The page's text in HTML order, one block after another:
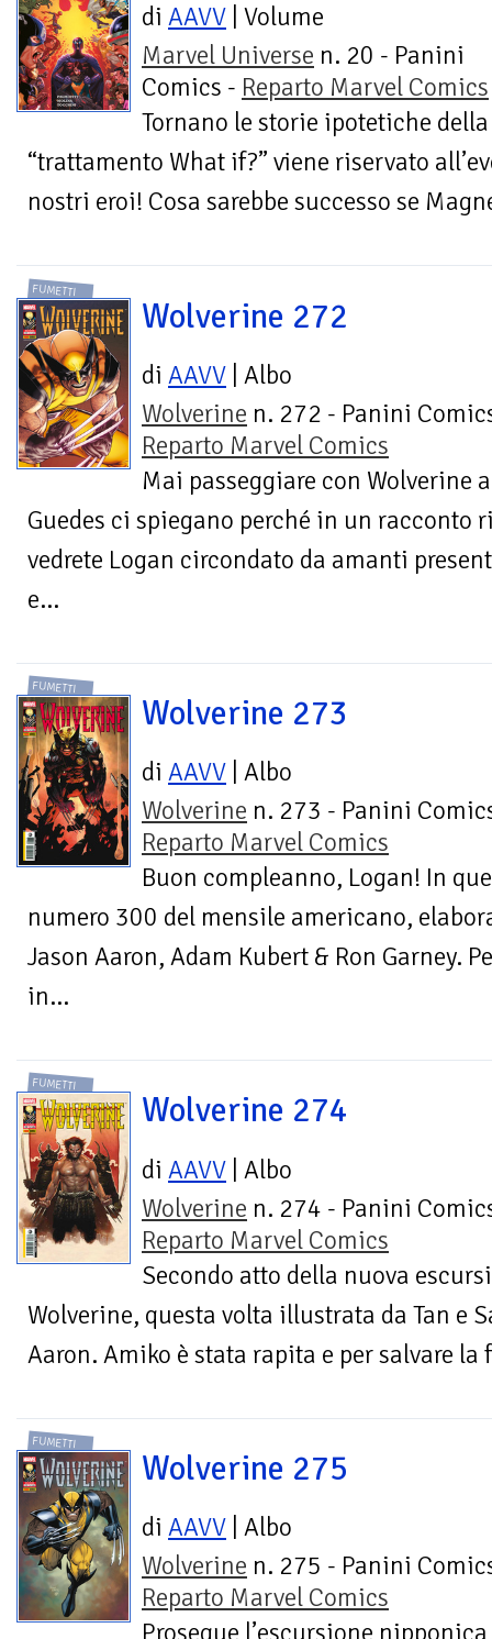
di AAVV | Volume
Marvel Universe n. 20 - Panini
Comics - Reparto Marvel Comics
Tornano le storie ipotetiche
“trattamento What if?” viene riservato
nostri eroi! Cosa sarebbe successo se
FUMETTI
Wolverine 272
di AAVV | Albo
Wolverine n. 272 - Panini
Reparto Marvel Comics
Mai passeggiare con Wolverine
Guedes ci spiegano perché in un
vedrete Logan circondato da amanti
e...
FUMETTI
Wolverine 273
di AAVV | Albo
Wolverine n. 273 - Panini
Reparto Marvel Comics
Buon compleanno, Logan! In
numero 300 del mensile americano,
Jason Aaron, Adam Kubert & Ron Garney.
in...
FUMETTI
Wolverine 274
di AAVV | Albo
Wolverine n. 274 - Panini
Reparto Marvel Comics
Secondo atto della nuova
Wolverine, questa volta illustrata da Tan e
Aaron. Amiko è stata rapita e per salvare
FUMETTI
Wolverine 275
di AAVV | Albo
Wolverine n. 275 - Panini
Reparto Marvel Comics